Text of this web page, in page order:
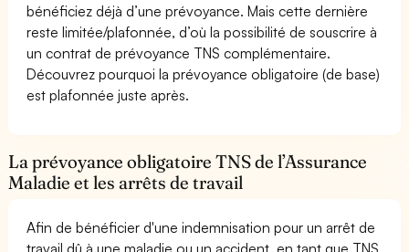
bénéficiez déjà d’une prévoyance. Mais cette dernière
reste limitée/plafonnée, d’où la possibilité de souscrire à
un contrat de prévoyance TNS complémentaire.
Découvrez pourquoi la prévoyance obligatoire (de base)
est plafonnée juste après.
La prévoyance obligatoire TNS de l’Assurance
Maladie et les arrêts de travail
Afin de bénéficier d'une indemnisation pour un arrêt de
travail dû à une maladie ou un accident, en tant que TNS